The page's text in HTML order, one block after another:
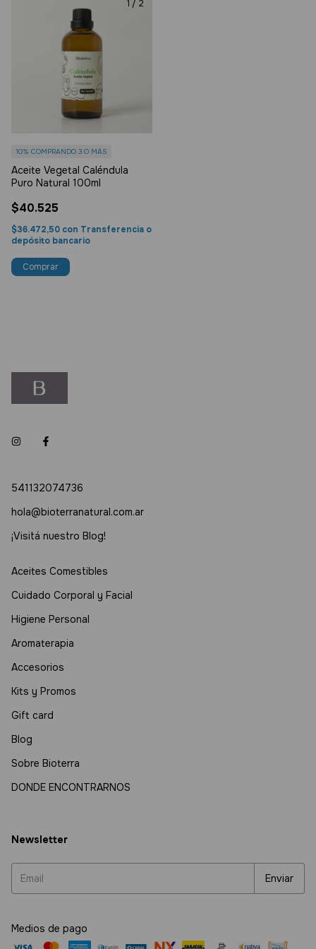
1 / 2
Aceite Vegetal Caléndula
Puro Natural 100ml
$40.525
10% COMPRANDO 3 O MÁS
$36.472,50 con Transferencia o
depósito bancario
541132074736
hola@bioterranatural.com.ar
¡Visitá nuestro Blog!
Aceites Comestibles
Cuidado Corporal y Facial
Higiene Personal
Aromaterapia
Accesorios
Kits y Promos
Gift card
Blog
Sobre Bioterra
DONDE ENCONTRARNOS
Newsletter
Medios de pago